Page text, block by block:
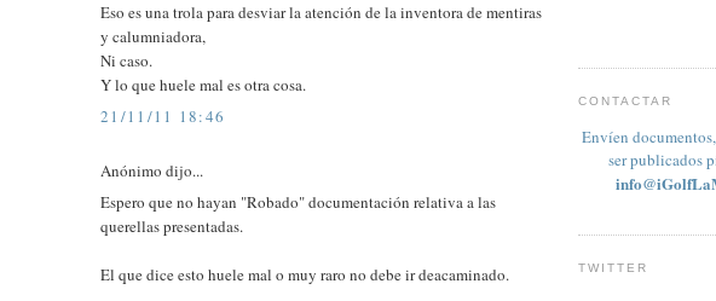
Eso es una trola para desviar la atención de la inventora de mentiras
y calumniadora,
Ni caso.
Y lo que huele mal es otra cosa.
21/11/11 18:46
Anónimo dijo...
Espero que no hayan "Robado" documentación relativa a las
querellas presentadas.
El que dice esto huele mal o muy raro no debe ir deacaminado.
CONTACTAR
Envíen
ser publicados
TWITTER